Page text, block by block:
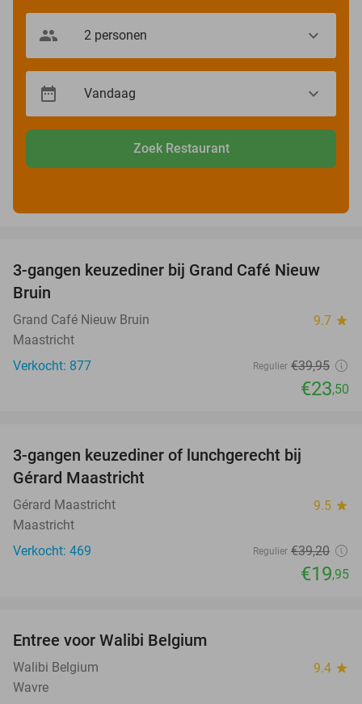
Zoek Restaurant
41%
3-gangen keuzediner bij Grand Café Nieuw
Bruin
Grand Café Nieuw Bruin 9.7 star
Maastricht
Verkocht: 877
Regulier €39,95
€23,50
3-gangen keuzediner of lunchgerecht bij
Gérard Maastricht
Gérard Maastricht 9.5 star
Maastricht
Verkocht: 469
Regulier €39,20
€19,95
Entree voor Walibi Belgium
Walibi Belgium 9.4 star
Wavre